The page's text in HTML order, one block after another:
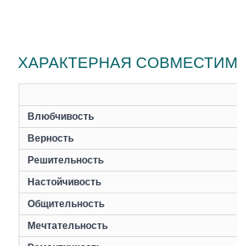
ХАРАКТЕРНАЯ
Влюбчивость
Верность
Решительность
Настойчивость
Общительность
Мечтательность